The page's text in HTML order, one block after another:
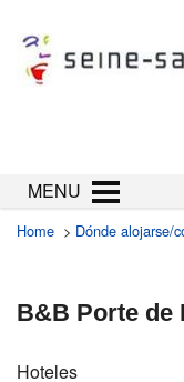
MENU
Home > Dónde alojarse/
B&B Porte de
Hoteles